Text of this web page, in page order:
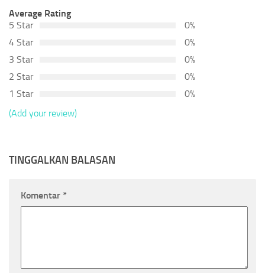
Average Rating
5 Star
0%
4 Star
0%
3 Star
0%
2 Star
0%
1 Star
0%
(Add your review)
TINGGALKAN BALASAN
Komentar *